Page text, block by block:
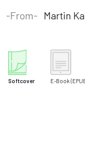
-From- Martin
Softcover E-Book